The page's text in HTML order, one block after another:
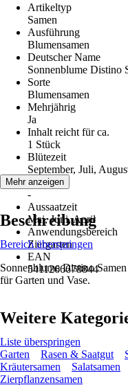
Artikeltyp
Samen
Ausführung
Blumensamen
Deutscher Name
Sonnenblume Distino
Sorte
Blumensamen
Mehrjährig
Ja
Inhalt reicht für ca.
1 Stück
Blütezeit
September, Juli,
Erntezeit
-
Aussaatzeit
Mai, Juni, April
Anwendungsbereich
Ziergarten
EAN
5411266678844
Mehr anzeigen
Beschreibung
Bereich überspringen
Sonnenblume Distino
für Garten und Vase.
Weitere
Liste überspringen
Garten
Rasen & Saatgut
Kräutersamen
Salatsamen
Zierpflanzensamen